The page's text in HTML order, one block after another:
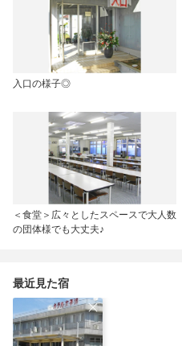
入口の様子◎
＜食堂＞広々としたスペースで大人数
の団体様でも大丈夫♪
最近見た宿